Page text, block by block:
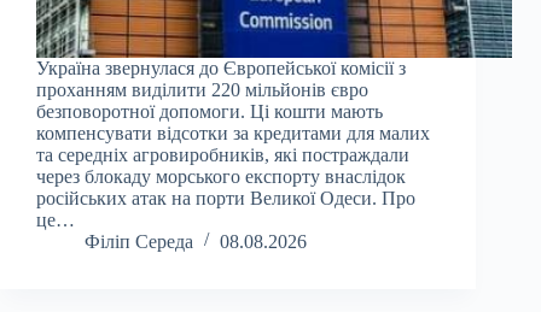
Україна звернулася до Європейської комісії з
проханням виділити 220 мільйонів євро
безповоротної допомоги. Ці кошти мають
компенсувати відсотки за кредитами для малих
та середніх агровиробників, які постраждали
через блокаду морського експорту внаслідок
російських атак на порти Великої Одеси. Про
це…
Філіп Середа
08.08.2026